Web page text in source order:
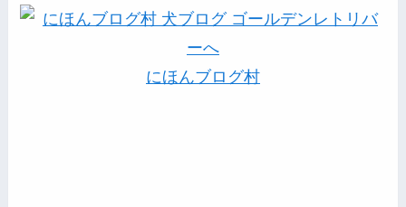
にほんブログ村